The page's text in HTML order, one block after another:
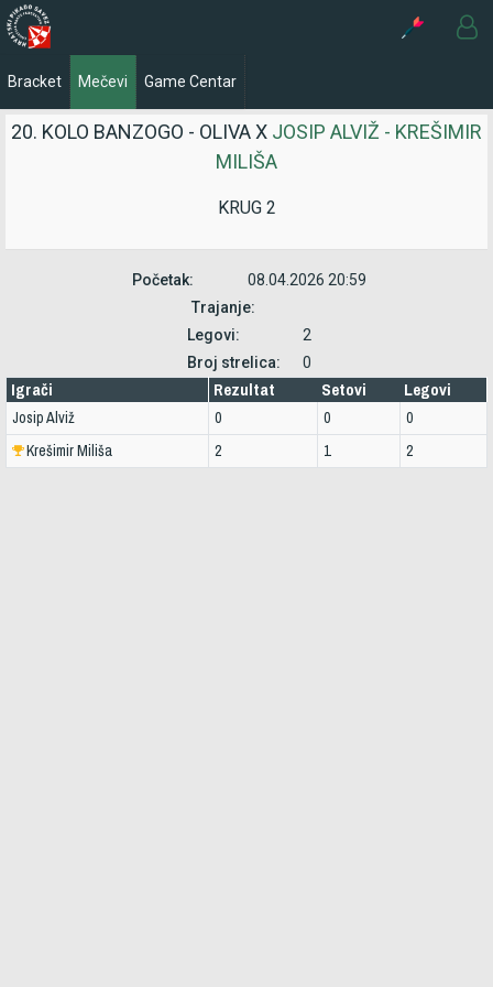
Bracket Mečevi Game Centar
20. KOLO BANZOGO - OLIVA X JOSIP ALVIŽ - KREŠIMIR
MILIŠA
KRUG 2
Početak:
08.04.2026 20:59
Trajanje:
Legovi:
2
Broj strelica:
0
Igrači Rezultat Setovi Legovi
Josip Alviž 0 0
0
Krešimir Miliša
2 1 2